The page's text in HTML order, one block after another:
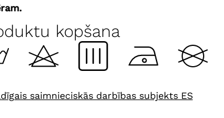
kopšana
saimnieciskās darbības subjekts ES